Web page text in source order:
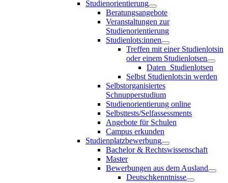
Studienorientierung
Beratungsangebote
Veranstaltungen zur
Studienorientierung
Studienlots:innen
Treffen mit einer Studienlotsin
oder einem Studienlotsen
Daten_Studienlotsen
Selbst Studienlots:in werden
Selbstorganisiertes
Schnupperstudium
Studienorientierung online
Selbsttests/Selfassessments
Angebote für Schulen
Campus erkunden
Studienplatzbewerbung
Bachelor & Rechtswissenschaft
Master
Bewerbungen aus dem Ausland
Deutschkenntnisse